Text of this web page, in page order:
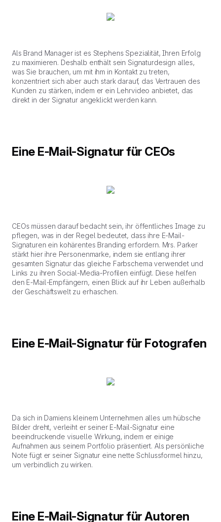
Als Brand Manager ist es Stephens Spezialität, Ihren Erfolg
zu maximieren. Deshalb enthält sein Signaturdesign alles,
was Sie brauchen, um mit ihm in Kontakt zu treten,
konzentriert sich aber auch stark darauf, das Vertrauen des
Kunden zu stärken, indem er ein Lehrvideo anbietet, das
direkt in der Signatur angeklickt werden kann.
Eine E-Mail-Signatur für CEOs
CEOs müssen darauf bedacht sein, ihr öffentliches Image zu
pflegen, was in der Regel bedeutet, dass ihre E-Mail-
Signaturen ein kohärentes Branding erfordern. Mrs. Parker
stärkt hier ihre Personenmarke, indem sie entlang ihrer
gesamten Signatur das gleiche Farbschema verwendet und
Links zu ihren Social-Media-Profilen einfügt. Diese helfen
den E-Mail-Empfängern, einen Blick auf ihr Leben außerhalb
der Geschäftswelt zu erhaschen.
Eine E-Mail-Signatur für Fotografen
Da sich in Damiens kleinem Unternehmen alles um hübsche
Bilder dreht, verleiht er seiner E-Mail-Signatur eine
beeindruckende visuelle Wirkung, indem er einige
Aufnahmen aus seinem Portfolio präsentiert. Als persönliche
Note fügt er seiner Signatur eine nette Schlussformel hinzu,
um verbindlich zu wirken.
Eine E-Mail-Signatur für Autoren